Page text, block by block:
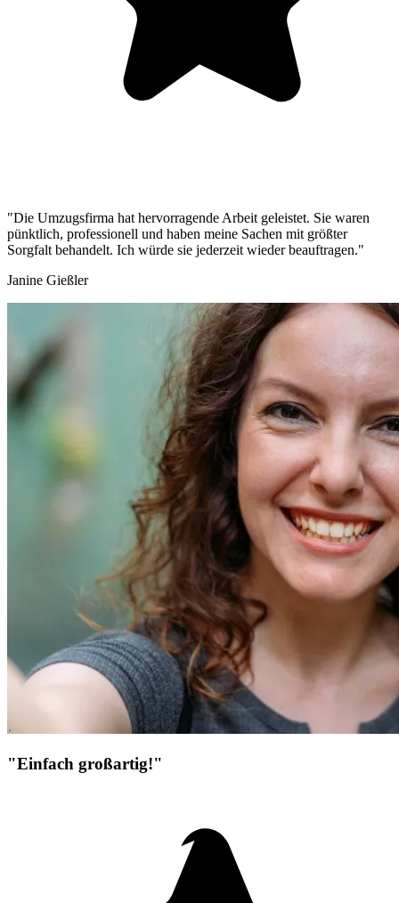
"Die Umzugsfirma hat hervorragende Arbeit geleistet. Sie waren
pünktlich, professionell und haben meine Sachen mit größter
Sorgfalt behandelt. Ich würde sie jederzeit wieder beauftragen."
Janine Gießler
"Einfach großartig!"